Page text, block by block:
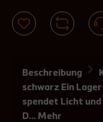
Beschreibung
schwarz Ein
spendet Licht
D… Mehr